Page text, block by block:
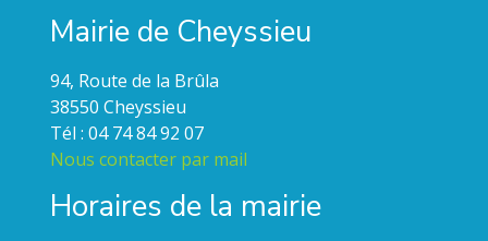
Mairie de Cheyssieu
94, Route de la Brûla
38550 Cheyssieu
Tél : 04 74 84 92 07
Nous contacter par mail
Horaires de la mairie